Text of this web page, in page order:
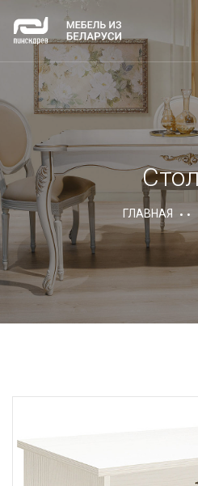
ГЛАВНАЯ